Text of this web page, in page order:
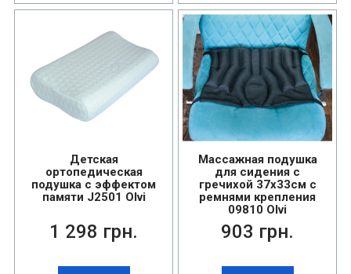
Детская
ортопедическая
подушка с эффектом
памяти J2501 Olvi
1 298 грн.
Массажная подушка
для сидения с
гречихой 37х33см с
ремнями крепления
09810 Olvi
903 грн.